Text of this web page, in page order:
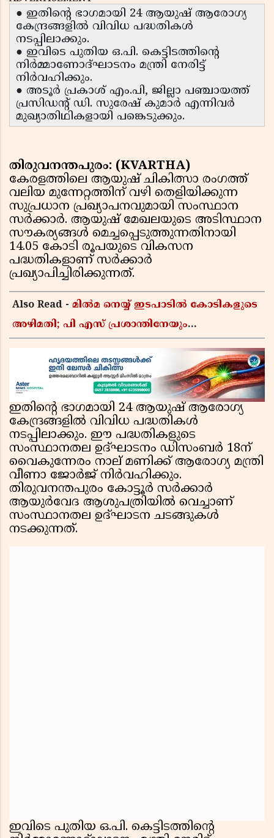
● ഇതിന്റെ ഭാഗമായി 24 ആയുഷ് ആരോഗ്യ
കേന്ദ്രങ്ങളിൽ വിവിധ പദ്ധതികൾ
നടപ്പിലാക്കും.
● ഇവിടെ പുതിയ ഒ.പി. കെട്ടിടത്തിന്റെ
നിർമ്മാണോദ്ഘാടനം മന്ത്രി നേരിട്ട്
നിർവഹിക്കും.
● അടൂർ പ്രകാശ് എം.പി, ജില്ലാ പഞ്ചായത്ത്
പ്രസിഡന്റ് ഡി. സുരേഷ് കുമാർ എന്നിവർ
മുഖ്യാതിഥികളായി പങ്കെടുക്കും.
തിരുവനന്തപുരം: (KVARTHA)
കേരളത്തിലെ ആയുഷ് ചികിത്സാ രംഗത്ത്
വലിയ മുന്നേറ്റത്തിന് വഴി തെളിയിക്കുന്ന
സുപ്രധാന പ്രഖ്യാപനവുമായി സംസ്ഥാന
സർക്കാർ. ആയുഷ് മേഖലയുടെ അടിസ്ഥാന
സൗകര്യങ്ങൾ മെച്ചപ്പെടുത്തുന്നതിനായി
14.05 കോടി രൂപയുടെ വികസന
പദ്ധതികളാണ് സർക്കാർ
പ്രഖ്യാപിച്ചിരിക്കുന്നത്.
Also Read - മിൽമ നെയ്യ് ഇടപാടിൽ കോടികളുടെ
അഴിമതി; പി എസ് പ്രശാന്തിനേയും
അന്വേഷണത്തിന് അഞ്ചംഗ വിജിലൻസ് സംഘം
ഇതിന്റെ ഭാഗമായി 24 ആയുഷ് ആരോഗ്യ
കേന്ദ്രങ്ങളിൽ വിവിധ പദ്ധതികൾ
നടപ്പിലാക്കും. ഈ പദ്ധതികളുടെ
സംസ്ഥാനതല ഉദ്ഘാടനം ഡിസംബർ 18ന്
വൈകുന്നേരം നാല് മണിക്ക് ആരോഗ്യ മന്ത്രി
വീണാ ജോർജ് നിർവഹിക്കും.
തിരുവനന്തപുരം കോട്ടൂർ സർക്കാർ
ആയുർവേദ ആശുപത്രിയിൽ വെച്ചാണ്
സംസ്ഥാനതല ഉദ്ഘാടന ചടങ്ങുകൾ
നടക്കുന്നത്.
ഇവിടെ പുതിയ ഒ.പി. കെട്ടിടത്തിന്റെ